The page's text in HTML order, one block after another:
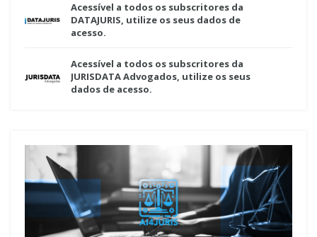
Acessível a todos os subscritores da
DATAJURIS, utilize os seus dados de
acesso.
Acessível a todos os subscritores da
JURISDATA Advogados, utilize os seus
dados de acesso.